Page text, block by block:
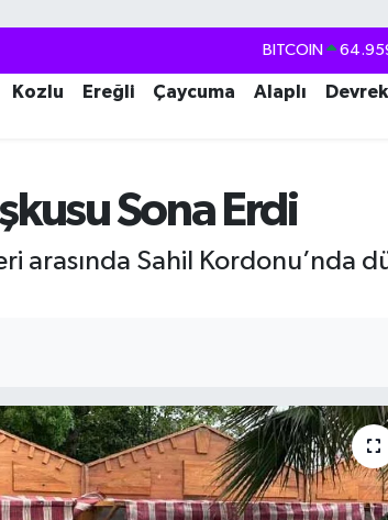
DOLAR
EURO
BITCOIN
Kozlu Ereğli Çaycuma Alaplı Devrek
Sona Erdi
arasında Sahil Kordonu’nda